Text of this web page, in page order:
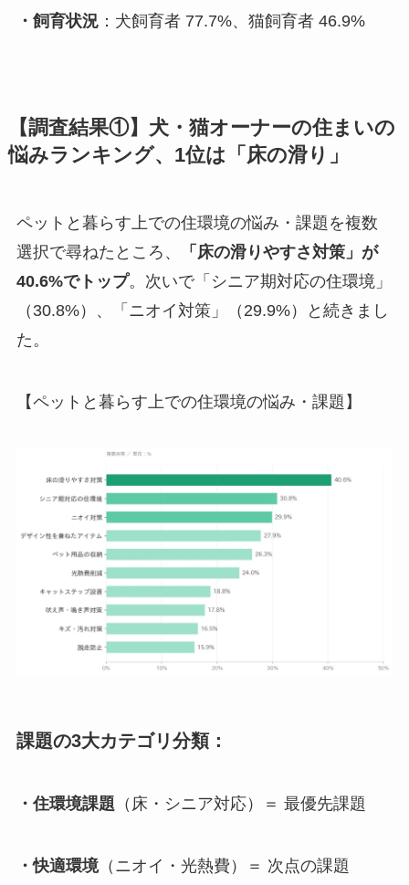
・飼育状況：犬飼育者 77.7%、猫飼育者 46.9%
【調査結果①】犬・猫オーナーの住まいの
悩みランキング、1位は「床の滑り」
ペットと暮らす上での住環境の悩み・課題を複数
選択で尋ねたところ、
「床の滑りやすさ対策」が
40.6%でトップ。次いで「シニア期対応の住環境」
（30.8%）、「ニオイ対策」（29.9%）と続きまし
た。
【ペットと暮らす上での住環境の悩み・課題】
課題の3大カテゴリ分類：
・住環境課題 （床・シニア対応）＝ 最優先課題
・快適環境（ニオイ・光熱費）＝ 次点の課題